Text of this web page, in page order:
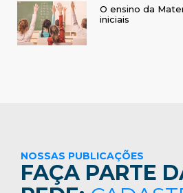
O ensino da
iniciais
NOSSAS PUBLICAÇÕES
FAÇA PARTE